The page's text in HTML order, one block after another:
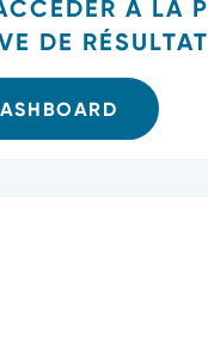
À LA
DE